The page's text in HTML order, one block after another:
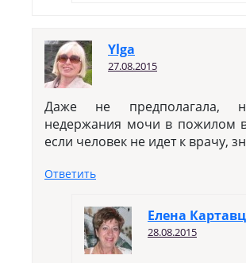
Ylga
27.08.2015
Даже не предполагала,
недержания мочи в пожилом
если человек не идет к врачу,
Ответить
Елена
28.08.2015